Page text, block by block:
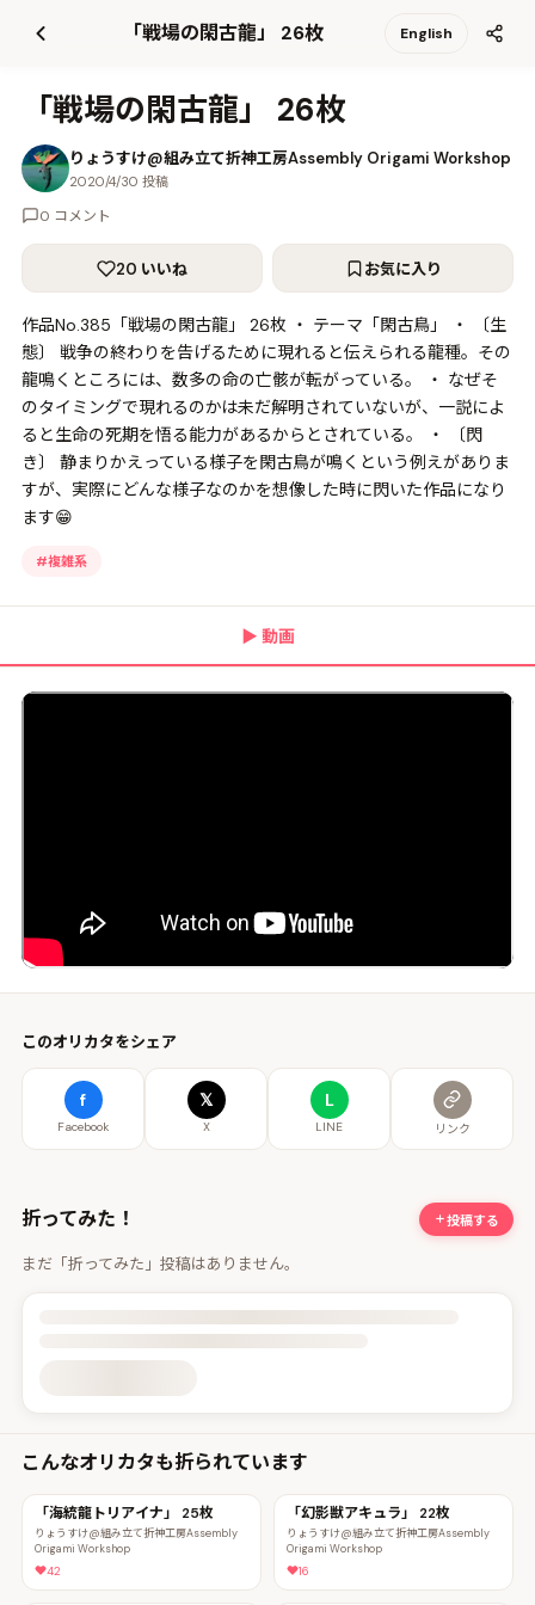
「戦場の閑古龍」 26枚 English
「戦場の閑古龍」 26枚
りょうすけ@組み立て折神工房Assembly Origami Workshop
2020/4/30 投稿
0 コメント
20 いいね お気に入り
作品No.385「戦場の閑古龍」 26枚 ・ テーマ「閑古鳥」 ・ 〔生
態〕 戦争の終わりを告げるために現れると伝えられる龍種。その
龍鳴くところには、数多の命の亡骸が転がっている。 ・ なぜそ
のタイミングで現れるのかは未だ解明されていないが、一説によ
ると生命の死期を悟る能力があるからとされている。 ・ 〔閃
き〕 静まりかえっている様子を閑古鳥が鳴くという例えがありま
すが、実際にどんな様子なのかを想像した時に閃いた作品になり
ます😁
#複雑系
▶ 動画
このオリカタをシェア
f
Facebook
𝕏
X
L
LINE リンク
折ってみた！ 投稿する
まだ「折ってみた」投稿はありません。
投稿詳細を読み込んでいます
こんなオリカタも折られています
「海統龍トリアイナ」 25枚
りょうすけ@組み立て折神工房Assembly
Origami Workshop
42
「幻影獣アキュラ」 22枚
りょうすけ@組み立て折神工房Assembly
Origami Workshop
16